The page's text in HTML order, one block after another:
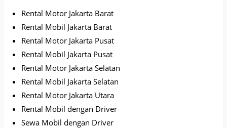
Rental Motor Jakarta Barat
Rental Mobil Jakarta Barat
Rental Motor Jakarta Pusat
Rental Mobil Jakarta Pusat
Rental Motor Jakarta Selatan
Rental Mobil Jakarta Selatan
Rental Motor Jakarta Utara
Rental Mobil dengan Driver
Sewa Mobil dengan Driver